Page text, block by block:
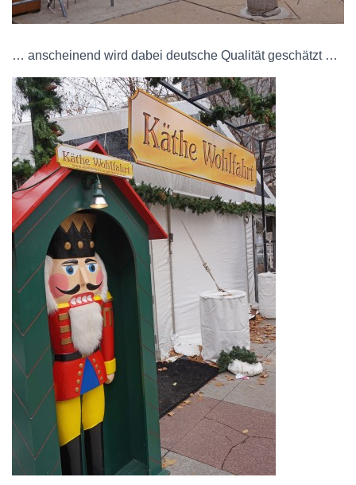
… anscheinend wird dabei deutsche Qualität geschätzt …